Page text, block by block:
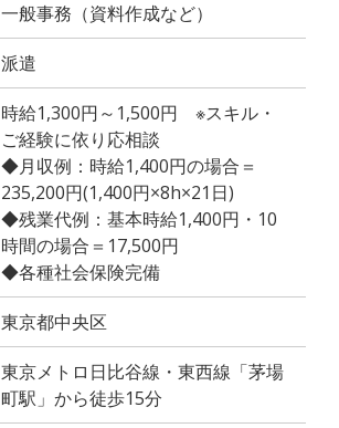
一般事務（資料作成など）
派遣
時給1,300円～1,500円 ※スキル・
ご経験に依り応相談
◆月収例：時給1,400円の場合＝
235,200円(1,400円×8h×21日)
◆残業代例：基本時給1,400円・10
時間の場合＝17,500円
◆各種社会保険完備
東京都中央区
東京メトロ日比谷線・東西線「茅場
町駅」から徒歩15分